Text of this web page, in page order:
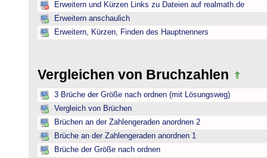
Erweitern und Kürzen Links zu Dateien auf realmath.de
Erweitern anschaulich
Erweitern, Kürzen, Finden des Hauptnenners
Vergleichen von Bruchzahlen
3 Brüche der Größe nach ordnen (mit Lösungsweg)
Vergleich von Brüchen
Brüchen an der Zahlengeraden anordnen 2
Brüche an der Zahlengeraden anordnen 1
Brüche der Größe nach ordnen